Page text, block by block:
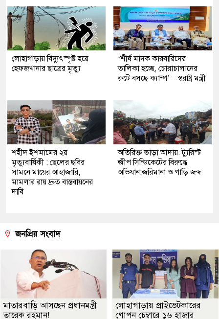
লোহাগাড়ায় বিদ্যুৎস্পৃষ্ট হয়ে
হেফজখানার ছাত্রের মৃত্যু
‘শীর্ষ মাদক কারবারিদের
তালিকা হচ্ছে, চোরাচালানের
রুটে বসছে ক্যাম্প’ – স্বরাষ্ট্র মন্ত্রী
শহীদ ইশমামের ২য়
মৃত্যুবার্ষিকী : ছেলের ছবির
সামনে মায়ের আহাজারি,
মামলার রায় দ্রুত বাস্তবায়নের
দাবি
অতিরিক্ত ভাড়া আদায়: ট্যুরিস্ট
জীপ সিন্ডিকেটের বিরুদ্ধে
অভিযান:জরিমানা ও গাড়ি জব্দ
জনপ্রিয় সংবাদ
মাতারবাড়ি আসছেন প্রধানমন্ত্রী
তারেক রহমান!
লোহাগাড়ায় প্রাইভেটকারের
গোপন চেম্বারে ১৬ হাজার